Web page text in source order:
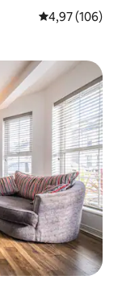
Середня
4,97 (106)